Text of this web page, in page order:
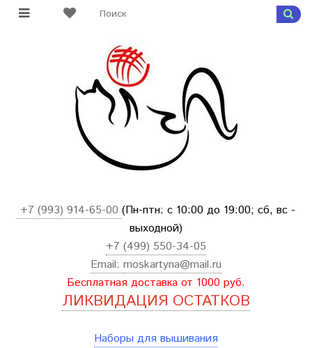
+7 (993) 914-65-00 (Пн-птн: с 10:00 до 19:00; сб, вс -
выходной)
+7 (499) 550-34-05
Email: moskartyna@mail.ru
Бесплатная доставка от 1000 руб.
ЛИКВИДАЦИЯ ОСТАТКОВ
Наборы для вышивания